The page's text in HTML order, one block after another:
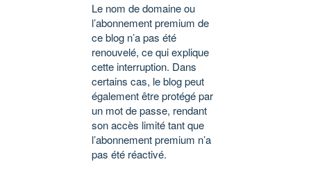
Le nom de domaine ou
l’abonnement premium de
ce blog n’a pas été
renouvelé, ce qui explique
cette interruption. Dans
certains cas, le blog peut
également être protégé par
un mot de passe, rendant
son accès limité tant que
l’abonnement premium n’a
pas été réactivé.